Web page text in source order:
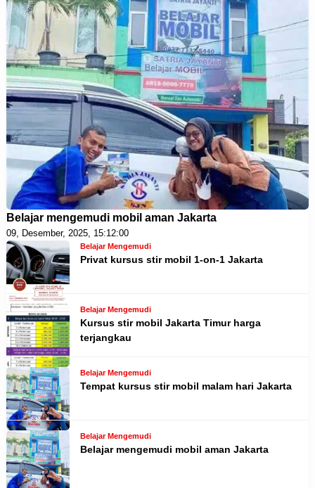
Belajar mengemudi mobil aman Jakarta
09, Desember, 2025, 15:12:00
Belajar Mengemudi
Privat kursus stir mobil 1-on-1 Jakarta
Belajar Mengemudi
Kursus stir mobil Jakarta Timur harga
terjangkau
Belajar Mengemudi
Tempat kursus stir mobil malam hari Jakarta
Belajar Mengemudi
Belajar mengemudi mobil aman Jakarta